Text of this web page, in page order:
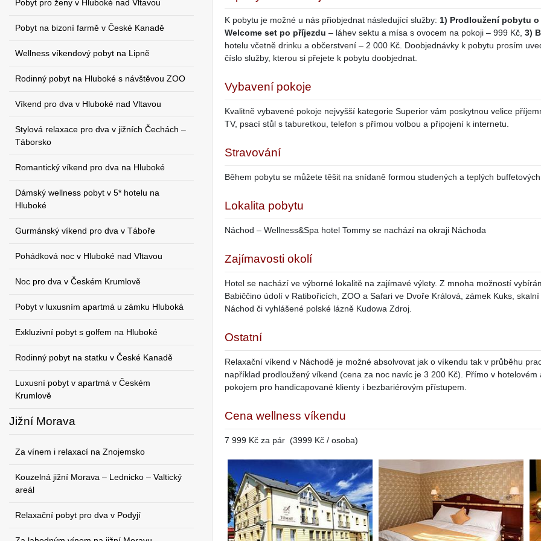
Pobyt pro ženy v Hluboké nad Vltavou
Pobyt na bizoní farmě v České Kanadě
Wellness víkendový pobyt na Lipně
Rodinný pobyt na Hluboké s návštěvou ZOO
Víkend pro dva v Hluboké nad Vltavou
Stylová relaxace pro dva v jižních Čechách –
Táborsko
Romantický víkend pro dva na Hluboké
Dámský wellness pobyt v 5* hotelu na
Hluboké
Gurmánský víkend pro dva v Táboře
Pohádková noc v Hluboké nad Vltavou
Noc pro dva v Českém Krumlově
Pobyt v luxusním apartmá u zámku Hluboká
Exkluzivní pobyt s golfem na Hluboké
Rodinný pobyt na statku v České Kanadě
Luxusní pobyt v apartmá v Českém
Krumlově
Jižní Morava
Za vínem i relaxací na Znojemsko
Kouzelná jižní Morava – Lednicko – Valtický
areál
Relaxační pobyt pro dva v Podyjí
K pobytu je možné u nás přiobjednat následující služby: 1) Prodloužení pobytu
Welcome set po příjezdu – láhev sektu a mísa s ovocem na pokoji – 999 Kč, 3)
hotelu včetně drinku a občerstvení – 2 000 Kč. Doobjednávky k pobytu prosím
číslo služby, kterou si přejete k pobytu doobjednat.
Vybavení pokoje
Kvalitně vybavené pokoje nejvyšší kategorie Superior vám poskytnou velice
TV, psací stůl s taburetkou, telefon s přímou volbou a připojení k internetu.
Stravování
Během pobytu se můžete těšit na snídaně formou studených a teplých
Lokalita pobytu
Náchod – Wellness&Spa hotel Tommy se nachází na okraji Náchoda
Zajímavosti okolí
Hotel se nachází ve výborné lokalitě na zajímavé výlety. Z mnoha možností
Babiččino údolí v Ratibořicích, ZOO a Safari ve Dvoře Králová, zámek Kuks,
Náchod či vyhlášené polské lázně Kudowa Zdroj.
Ostatní
Relaxační víkend v Náchodě je možné absolvovat jak o víkendu tak v průběhu
například prodloužený víkend (cena za noc navíc je 3 200 Kč). Přímo v
pokojem pro handicapované klienty i bezbariérovým přístupem.
Cena wellness víkendu
7 999 Kč za pár (3999 Kč / osoba)